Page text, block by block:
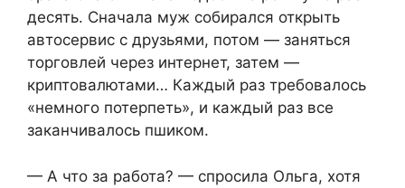
десять. Сначала муж собирался открыть
автосервис с друзьями, потом — заняться
торговлей через интернет, затем —
криптовалютами… Каждый раз требовалось
«немного потерпеть», и каждый раз все
заканчивалось пшиком.
— А что за работа? — спросила Ольга, хотя